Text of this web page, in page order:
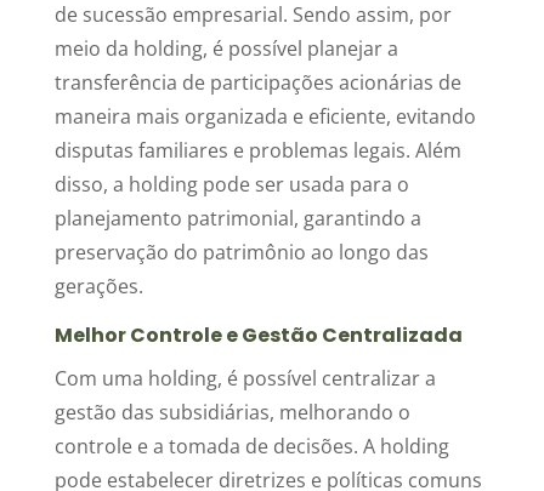
de sucessão empresarial. Sendo assim, por
meio da holding, é possível planejar a
transferência de participações acionárias de
maneira mais organizada e eficiente, evitando
disputas familiares e problemas legais. Além
disso, a holding pode ser usada para o
planejamento patrimonial, garantindo a
preservação do patrimônio ao longo das
gerações.
Melhor Controle e Gestão Centralizada
Com uma holding, é possível centralizar a
gestão das subsidiárias, melhorando o
controle e a tomada de decisões. A holding
pode estabelecer diretrizes e políticas comuns